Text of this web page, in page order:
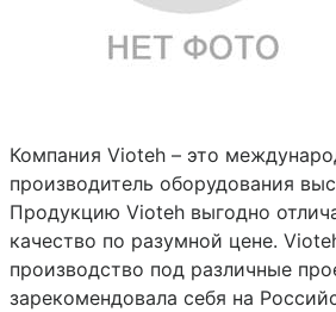
Компания Vioteh – это
производитель оборудования
Продукцию Vioteh выгодно
качество по разумной цене.
производство под различные
зарекомендовала себя на